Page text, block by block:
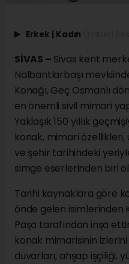
Erkek | Kadın
SİVAS – Sivas kent
Nalbantlarbaşı
Konağı, Geç Osmanlı
en önemli sivil mimari
Yaklaşık 150 yıllık
konak, mimari
ve şehir tarihindeki
simge eserlerinden biri
Tarihi kaynaklara göre
önde gelen isimlerinden
Paşa tarafından inşa
konak mimarisinin
duvarları, ahşap işçiliği,